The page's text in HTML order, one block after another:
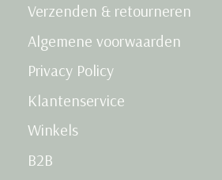
Verzenden & retourneren
Algemene voorwaarden
Privacy Policy
Klantenservice
Winkels
B2B